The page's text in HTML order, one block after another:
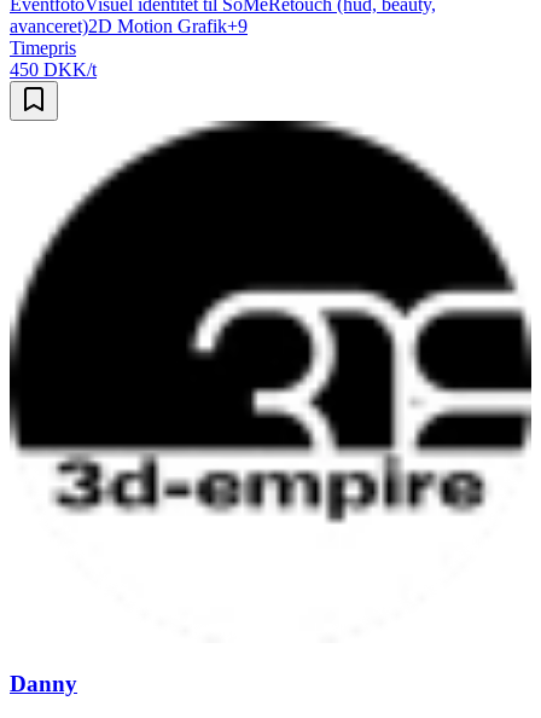
EventfotoVisuel identitet til SoMeRetouch (hud, beauty,
avanceret)2D Motion Grafik+9
Timepris
450 DKK/t
Danny